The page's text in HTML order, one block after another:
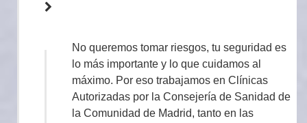
No queremos tomar riesgos, tu seguridad es
lo más importante y lo que cuidamos al
máximo. Por eso trabajamos en Clínicas
Autorizadas por la Consejería de Sanidad de
la Comunidad de Madrid, tanto en las